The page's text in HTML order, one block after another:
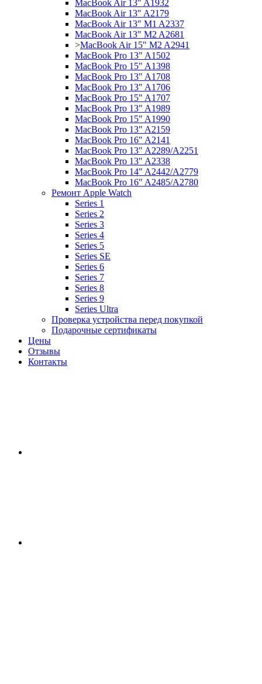
MacBook Air 13" A1932
MacBook Air 13" A2179
MacBook Air 13" M1 A2337
MacBook Air 13" M2 A2681
>MacBook Air 15" M2 A2941
MacBook Pro 13" A1502
MacBook Pro 15" A1398
MacBook Pro 13" A1708
MacBook Pro 13" A1706
MacBook Pro 15" A1707
MacBook Pro 13" A1989
MacBook Pro 15" A1990
MacBook Pro 13" A2159
MacBook Pro 16" A2141
MacBook Pro 13" A2289/A2251
MacBook Pro 13" A2338
MacBook Pro 14" A2442/A2779
MacBook Pro 16" A2485/A2780
Ремонт Apple Watch
Series 1
Series 2
Series 3
Series 4
Series 5
Series SE
Series 6
Series 7
Series 8
Series 9
Series Ultra
Проверка устройства перед покупкой
Подарочные сертификаты
Цены
Отзывы
Контакты